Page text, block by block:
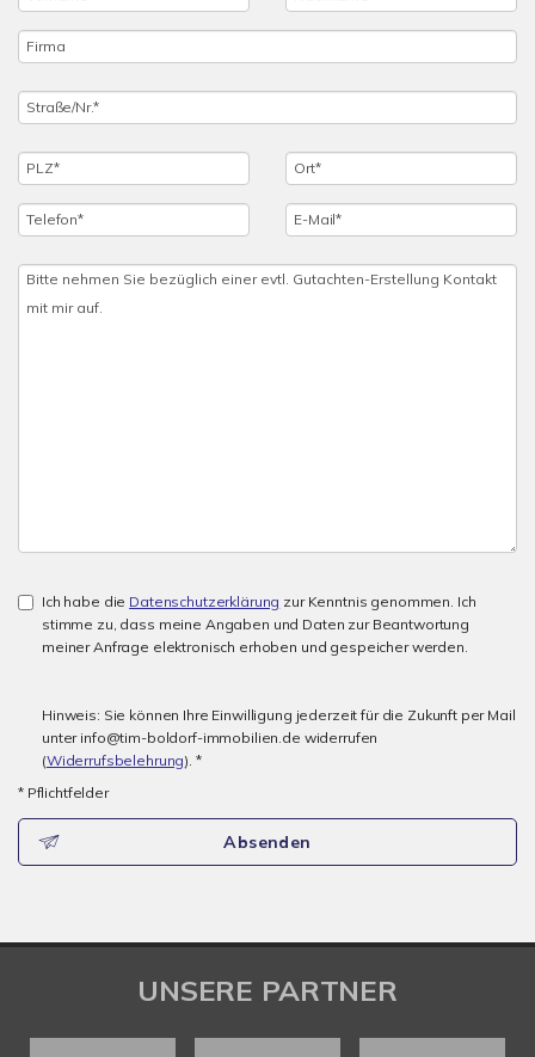
Ich habe die Datenschutzerklärung zur Kenntnis genommen. Ich
stimme zu, dass meine Angaben und Daten zur Beantwortung
meiner Anfrage elektronisch erhoben und gespeicher werden.
Hinweis: Sie können Ihre Einwilligung jederzeit für die Zukunft per Mail
unter info@tim-boldorf-immobilien.de widerrufen
(Widerrufsbelehrung). *
* Pflichtfelder
Absenden
UNSERE PARTNER